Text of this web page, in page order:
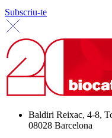
Subscriu-te
Baldiri Reixac, 4-8,
08028 Barcelona